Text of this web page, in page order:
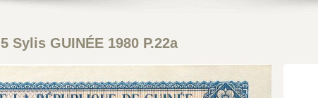
5 Sylis GUINÉE 1980 P.22a